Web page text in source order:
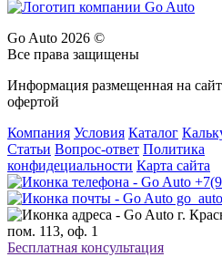
Go Auto 2026 ©
Все права защищены
Информация размещенная на
офертой
Компания Условия Каталог
Статьи Вопрос-ответ Политика
конфидециальности Карта сайта
г.
пом. 113, оф. 1
Бесплатная консультация